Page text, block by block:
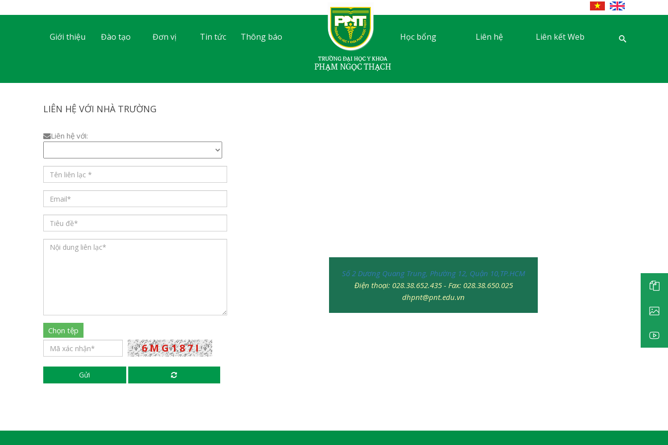
Giới thiệu Đào tạo Đơn vị Tin tức Thông báo Học bổng Liên hệ Liên kết Web
LIÊN HỆ VỚI NHÀ TRƯỜNG
Liên hệ với:
Chọn tệp
Gửi
Số 2 Dương Quang Trung, Phường 12, Quận 10,TP.HCM
Điện thoại: 028.38.652.435 - Fax: 028.38.650.025
dhpnt@pnt.edu.vn